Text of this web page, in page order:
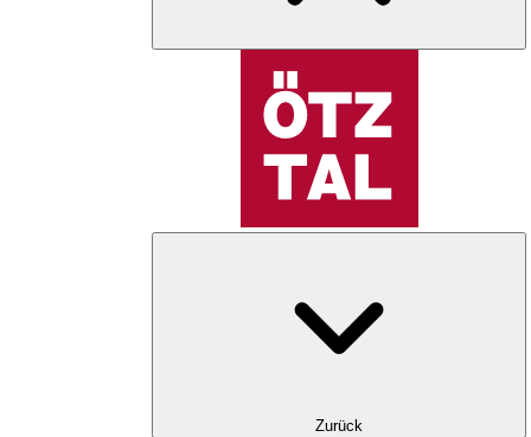
Zurück